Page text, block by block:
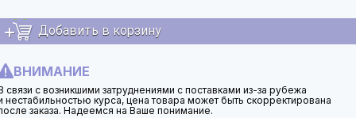
Добавить в корзину
ВНИМАНИЕ
связи с возникшими затруднениями с поставками из-за рубежа
нестабильностью курса, цена товара может быть скорректирована
заказа. Надеемся на Ваше понимание.